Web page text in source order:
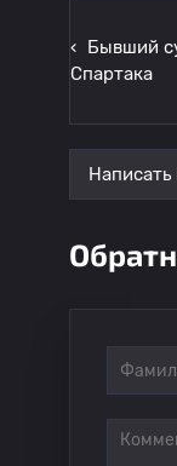
‹ Бывший
Спартака